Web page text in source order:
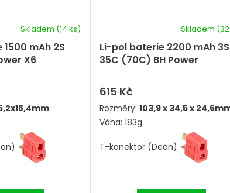
mAh 2S
X6
Skladem (14 ks)
Li-pol baterie 2200 mAh 3S
35C (70C) BH Power
Skladem
615 Kč
Rozměry: 103,9 x 34,5 x
Váha: 183g
T-konektor (Dean)